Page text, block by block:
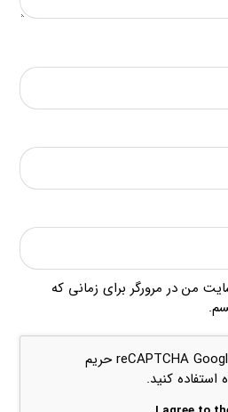
من در مرورگر برای زمانی که
حریم
استفاده کنید.